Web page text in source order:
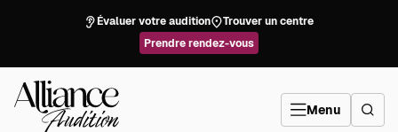
Évaluer votre audition
Trouver un centre
Prendre rendez-vous
Menu